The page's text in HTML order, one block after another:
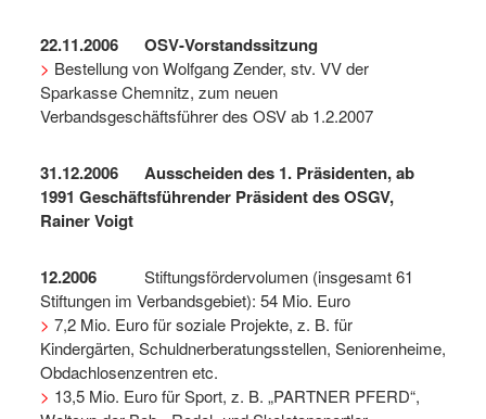
22.11.2006 OSV-Vorstandssitzung
> Bestellung von Wolfgang Zender, stv. VV der
Sparkasse Chemnitz, zum neuen
Verbandsgeschäftsführer des OSV ab 1.2.2007
31.12.2006
Ausscheiden des 1. Präsidenten, ab
1991 Geschäftsführender Präsident des OSGV,
Rainer Voigt
12.2006 Stiftungsfördervolumen (insgesamt 61
Stiftungen im Verbandsgebiet): 54 Mio. Euro
> 7,2 Mio. Euro für soziale Projekte, z. B. für
Kindergärten, Schuldnerberatungsstellen, Seniorenheime,
Obdachlosenzentren etc.
> 13,5 Mio. Euro für Sport, z. B. „PARTNER PFERD“,